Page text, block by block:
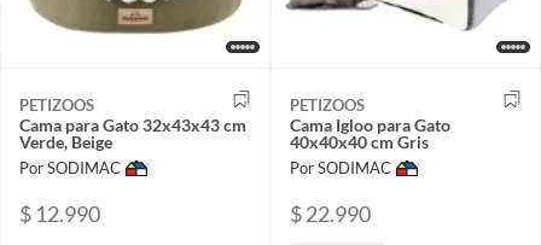
PETIZOOS
Cama para Gato 32x43x43 cm
Verde, Beige
Por SODIMAC
$ 12.990
PETIZOOS
Cama Igloo para Gato
40x40x40 cm Gris
Por SODIMAC
$ 22.990